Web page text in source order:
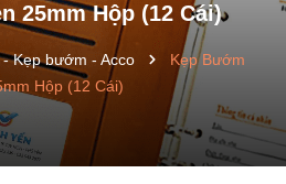
25mm Hộp (12 Cái)
Kẹp bướm - Acco
Kẹp Bướm
Hộp (12 Cái)